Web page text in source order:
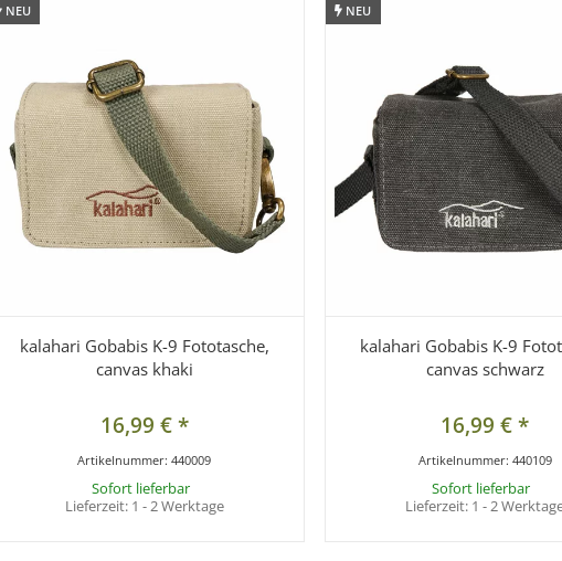
NEU
NEU
kalahari Gobabis K-9 Fototasche,
canvas khaki
16,99 €*
Artikelnummer:440009
Sofort lieferbar
Lieferzeit: 1 - 2 Werktage
NEU
NEU
kalahari Gobabis K-9
canvas schwarz
16,99 €*
Artikelnummer: 440109
Sofort lieferbar
Lieferzeit: 1 - 2